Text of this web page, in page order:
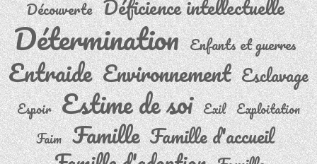
Découverte Déficience intellectuelle
Détermination Enfants et guerres
Entraide Environnement Esclavage
Espoir Estime de soi Exil Exploitation
Faim Famille Famille d'accueil